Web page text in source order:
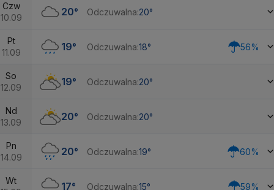
Czw
10.09
20° Odczuwalna:20°
Pt
11.09
19° Odczuwalna:18° 56%
So
12.09
19° Odczuwalna:20°
Nd
13.09
20° Odczuwalna:20°
Pn
14.09
20° Odczuwalna:19° 60%
Wt
17° Odczuwalna:15° 59%